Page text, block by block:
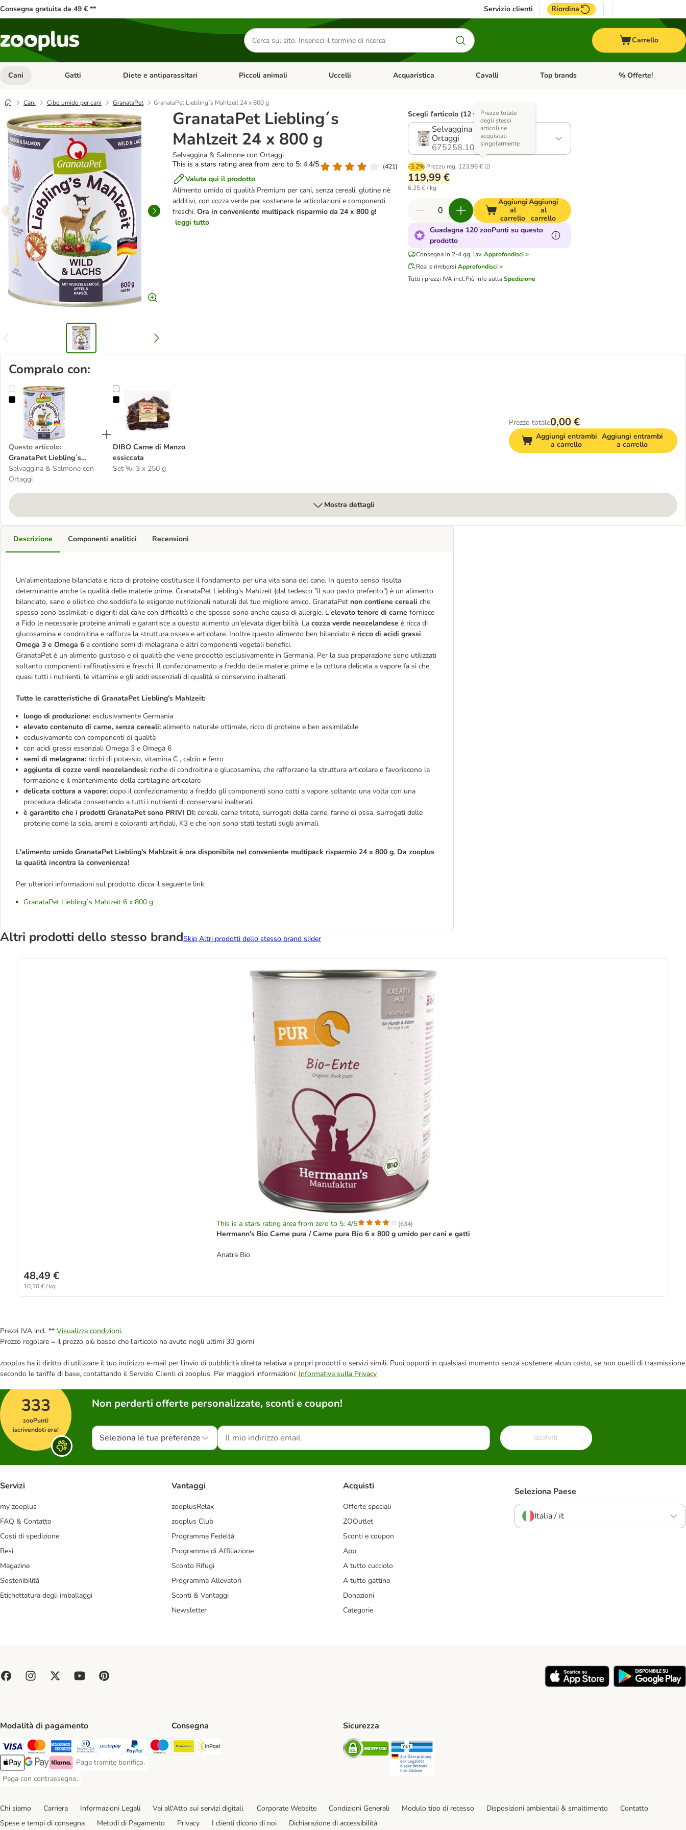
Consegna gratuita da 49 € ** Servizio clienti Riordina
Cerca
prodotti
Carrello
Cani Apri Menu Categoria: Cani
Gatti Apri Menu Categoria: Gatti
Diete e antiparassitari Apri Menu Categoria: Diete e antiparassitari
Piccoli animali Apri Menu Categoria: Piccoli animali
Uccelli Apri Menu Categoria: Uccelli
Acquaristica Apri Menu Categoria: Acquaristica
Cavalli Apri Menu Categoria: Cavalli
Top brands Apri Menu Categoria:
% Offerte!
Cani Cibo umido per cani GranataPet GranataPet Liebling´s Mahlzeit 24 x 800 g
GranataPet Liebling´s
Mahlzeit 24 x 800 g
Selvaggina & Salmone con Ortaggi
This is a stars rating area from zero to 5: 4.4/5
(421)
Valuta qui il prodotto
Alimento umido di qualità Premium per cani, senza cereali, glutine nè
additivi, con cozza verde per sostenere le articolazioni e componenti
freschi.Ora in conveniente multipack risparmio da 24 x 800 g!
leggi tutto
Scegli l'articolo (12 varianti)
Selvaggina & Salmone con
Ortaggi
675258.10
-3.2% Prezzo reg. 123,96 €
Prezzo totale
degli stessi
articoli se
acquistati
singolarmente
119,99 €
6,25 € / kg
Aggiungi
al
carrello
Aggiungi
al
carrello
Guadagna 120 zooPunti su questo
prodotto
Consegna in 2-4 gg. lav. Approfondisci >
Resi e rimborsi Approfondisci >
Tutti i prezzi IVA incl.Più info sullaSpedizione
Compralo con:
GranataPet Liebling´s Mahlzeit 24 x 800 g
Questo articolo:
GranataPet Liebling´s
Mahlzeit 24 x 800 g
Selvaggina & Salmone con
Ortaggi
DIBO Carne di Manzo essiccata
DIBO Carne di Manzo
essiccata
Set %: 3 x 250 g
Prezzo totale0,00 €
Aggiungi entrambi
a carrello
Aggiungi entrambi
a carrello
Mostra dettagli
Descrizione
Un'alimentazione bilanciata e ricca di proteine costituisce il fondamento per una vita sana del cane. In questo senso risulta
determinante anche la qualità delle materie prime. GranataPet Liebling's Mahlzeit (dal tedesco "il suo pasto preferito") è un alimento
bilanciato, sano e olistico che soddisfa le esigenze nutrizionali naturali del tuo migliore amico. GranataPet non contiene cereali che
spesso sono assimilati e digeriti dal cane con difficoltà e che spesso sono anche causa di allergie. L'elevato tenore di carne fornisce
a Fido le necessarie proteine animali e garantisce a questo alimento un'elevata digeribilità. La cozza verde neozelandese è ricca di
glucosamina e condroitina e rafforza la struttura ossea e articolare. Inoltre questo alimento ben bilanciato è ricco di acidi grassi
Omega 3 e Omega 6 e contiene semi di melagrana e altri componenti vegetali benefici.
GranataPet è un alimento gustoso e di qualità che viene prodotto esclusivamente in Germania. Per la sua preparazione sono utilizzati
soltanto componenti raffinatissimi e freschi. Il confezionamento a freddo delle materie prime e la cottura delicata a vapore fa sì che
quasi tutti i nutrienti, le vitamine e gli acidi essenziali di qualità si conservino inalterati.
Tutte le caratteristiche di GranataPet Liebling's Mahlzeit:
luogo di produzione: esclusivamente Germania
elevato contenuto di carne, senza cereali: alimento naturale ottimale, ricco di proteine e ben assimilabile
esclusivamente con componenti di qualità
con acidi grassi essenziali Omega 3 e Omega 6
semi di melagrana: ricchi di potassio, vitamina C , calcio e ferro
aggiunta di cozze verdi neozelandesi: ricche di condroitina e glucosamina, che rafforzano la struttura articolare e favoriscono la
formazione e il mantenimento della cartilagine articolare
delicata cottura a vapore: dopo il confezionamento a freddo gli componenti sono cotti a vapore soltanto una volta con una
procedura delicata consentendo a tutti i nutrienti di conservarsi inalterati.
è garantito che i prodotti GranataPet sono PRIVI DI: cereali, carne tritata, surrogati della carne, farine di ossa, surrogati delle
proteine come la soia, aromi e coloranti artificiali, K3 e che non sono stati testati sugli animali.
L'alimento umido GranataPet Liebling's Mahlzeitè ora disponibile nel conveniente multipack risparmio 24 x 800 g. Da zooplus
la qualità incontra la convenienza!
Per ulteriori informazioni sul prodotto clicca il seguente link:
GranataPet Liebling´s Mahlzeit 6 x 800 g
Componenti analitici Recensioni
Altri prodotti dello stesso brandSkip Altri prodotti dello stesso brand slider
This is a stars rating area from zero to 5: 4/5 (634)
Herrmann's Bio Carne pura / Carne pura Bio 6 x 800 g umido per cani e gatti
Anatra Bio
48,49 €
10,10 € / kg
Prezzi IVA incl. ** Visualizza condizioni.
Prezzo regolare = il prezzo più basso che l'articolo ha avuto negli ultimi 30 giorni
zooplus ha il diritto di utilizzare il tuo indirizzo e-mail per l'invio di pubblicità diretta relativa a propri prodotti o servizi simili. Puoi opporti in qualsiasi momento senza sostenere alcun costo, se non quelli di trasmissione
secondo le tariffe di base, contattando il Servizio Clienti di zooplus. Per maggiori informazioni: Informativa sulla Privacy
333
zooPunti
iscrivendoti ora!
Non perderti offerte personalizzate, sconti e coupon!
Seleziona le tue preferenze Iscriviti
Servizi
my zooplus
FAQ & Contatto
Costi di spedizione
Resi
Magazine
Sostenibilità
Etichettatura degli imballaggi
Vantaggi
zooplusRelax
zooplus Club
Programma Fedeltà
Programma di Affiliazione
Sconto Rifugi
Programma Allevatori
Sconti & Vantaggi
Newsletter
Acquisti
Offerte speciali
ZOOutlet
Sconti e coupon
App
A tutto cucciolo
A tutto gattino
Donazioni
Categorie
Seleziona Paese
Italia / it
Modalità di pagamento
Paga con Visa. Payment Method
Paga con Mastercard. Payment Method
Paga con American Express. Payment Method
Paga con Diners Club. Payment Method
Paga con Postepay. Payment Method
Paga con PayPal. Payment Method
Paga con Maestro. Payment Method
Apple Pay Payment Method
Google Pay Payment Method
Klarna Payment Method
Paga tramite bonifico.
Paga tramite bonifico. Payment Method
Paga con contrassegno.
Paga con contrassegno. Payment Method
Consegna
Poste Italiane. Shipping Method
Sicurezza
Security
Chi siamo Carriera Informazioni Legali Vai all'Atto sui servizi digitali. Corporate Website Condizioni Generali Modulo tipo di recesso Disposizioni ambientali & smaltimento
Contatto
Spese e tempi di consegna
Metodi di Pagamento Privacy I clienti dicono di noi Dichiarazione di accessibilità